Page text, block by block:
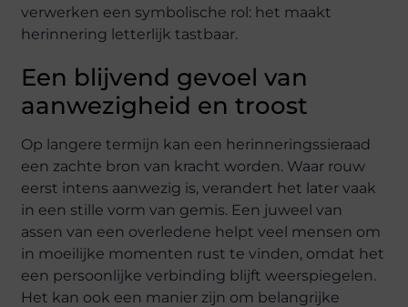
verwerken een symbolische rol: het maakt
herinnering letterlijk tastbaar.
Een blijvend gevoel van
aanwezigheid en troost
Op langere termijn kan een herinneringssieraad
een zachte bron van kracht worden. Waar rouw
eerst intens aanwezig is, verandert het later vaak
in een stille vorm van gemis. Een juweel van
assen van een overledene helpt veel mensen om
in moeilijke momenten rust te vinden, omdat het
een persoonlijke verbinding blijft weerspiegelen.
Het kan ook een manier zijn om belangrijke